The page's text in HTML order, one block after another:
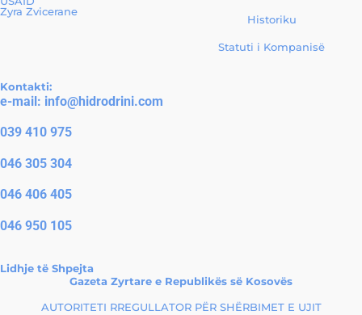
Zyra Zvicerane
Historiku
Statuti i Kompanisë
Kontakti:
e-mail: info@hidrodrini.com
039 410 975
046 305 304
046 406 405
046 950 105
Lidhje të Shpejta
Gazeta Zyrtare e Republikës së Kosovës
AUTORITETI RREGULLATOR PËR SHËRBIMET E UJIT